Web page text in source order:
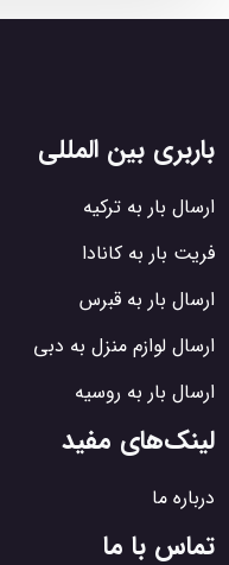
باربری بین المللی
ارسال بار به ترکیه
فریت بار به کانادا
ارسال بار به قبرس
ارسال لوازم منزل به دبی
ارسال بار به روسیه
لینک‌های مفید
درباره ما
تماس با ما